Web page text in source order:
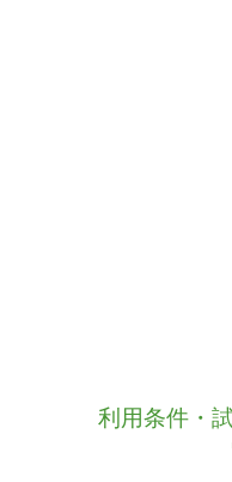
利用条件・